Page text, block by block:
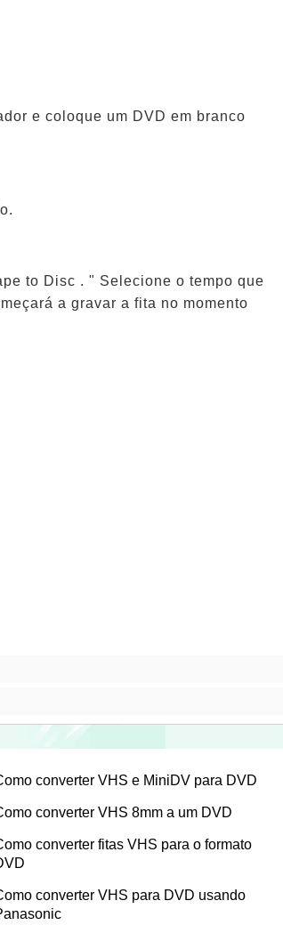
e coloque um DVD em branco
to Disc . " Selecione o tempo que
a gravar a fita no momento
converter VHS e MiniDV para DVD
converter VHS 8mm a um DVD
converter fitas VHS para o formato
converter VHS para DVD usando